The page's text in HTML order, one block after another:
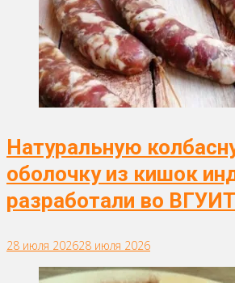
Натуральную
оболочку из кишок
разработали во ВГУИТ
28 июля 202628 июля 2026